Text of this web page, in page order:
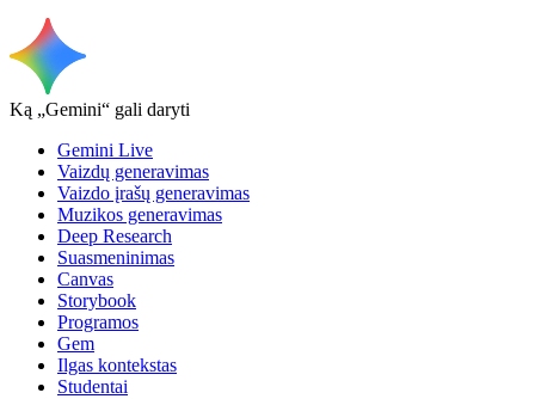
Ką „Gemini“ gali daryti
Gemini Live
Vaizdų generavimas
Vaizdo įrašų generavimas
Muzikos generavimas
Deep Research
Suasmeninimas
Canvas
Storybook
Programos
Gem
Ilgas kontekstas
Studentai